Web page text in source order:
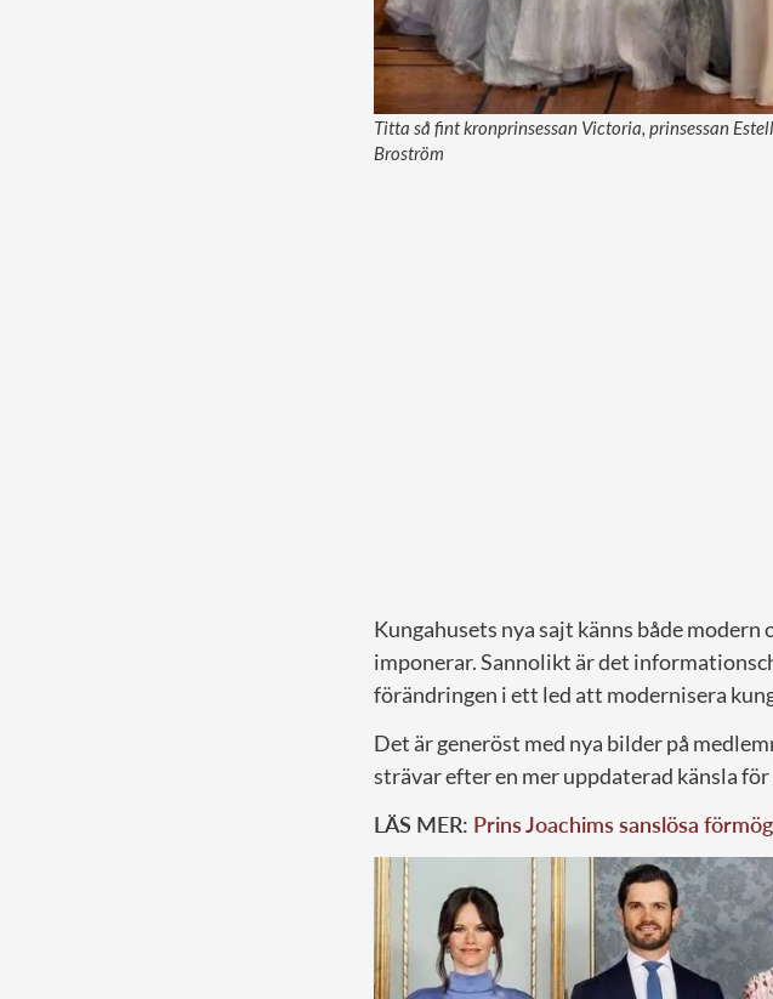
Titta så fint kronprinsessan Victoria, prinsessan
Broström
Kungahusets nya sajt känns både
imponerar. Sannolikt är det
förändringen i ett led att modernisera
Det är generöst med nya bilder på
strävar efter en mer uppdaterad känsla för
LÄS MER: Prins Joachims sanslösa